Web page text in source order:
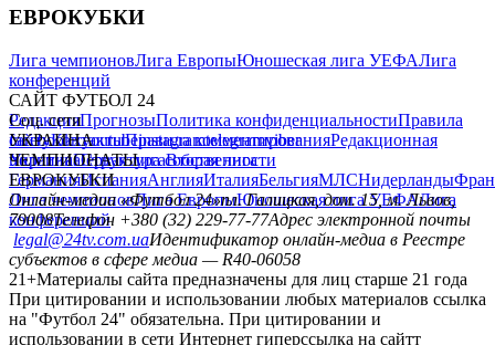
ЕВРОКУБКИ
Лига чемпионовЛига ЕвропыЮношеская лига УЕФАЛига
конференций
САЙТ ФУТБОЛ 24
РедакцияПрогнозыПолитика конфиденциальностиПравила
сайтуКонтактыПравила комментированияРедакционная
политикаСтруктура собственности
Соц. сети
facebookxyoutubeinstagramtelegramviber
УКРАИНА
УкраинаПервая лигаВторая лига
ЧЕМПИОНАТЫ
ГерманияИспанияАнглияИталияБельгияМЛСНидерланды
ЕВРОКУБКИ
Лига чемпионовЛига ЕвропыЮношеская лига УЕФАЛига
конференций
Онлайн-медиа «Футбол 24»пл. Галицкая, дом. 15, м. Львов,
79008Телефон +380 (32) 229-77-77Адрес электронной почты
legal@24tv.com.uaИдентификатор онлайн-медиа в Реестре
субъектов в сфере медиа — R40-06058
21+Материалы сайта предназначены для лиц старше 21 года
При цитировании и использовании любых материалов ссылка
на "Футбол 24" обязательна. При цитировании и
использовании в сети Интернет гиперссылка на сайтт